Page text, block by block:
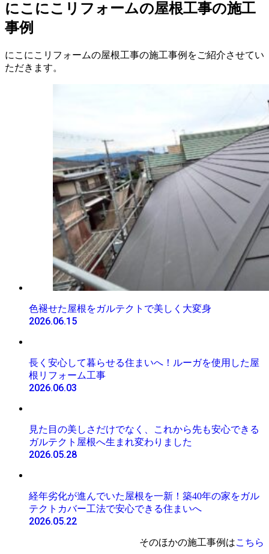
にこにこリフォームの屋根工事の施工
事例
にこにこリフォームの屋根工事の施工事例をご紹介させてい
ただきます。
色褪せた屋根をガルテクトで美しく大変身
2026.06.15
長く安心して暮らせる住まいへ！ルーガを使用した屋
根リフォーム工事
2026.06.03
見た目の美しさだけでなく、これから先も安心できる
ガルテクト屋根へ生まれ変わりました
2026.05.28
経年劣化が進んでいた屋根を一新！築40年の家をガル
テクトカバー工法で安心できる住まいへ
2026.05.22
そのほかの施工事例はこちら